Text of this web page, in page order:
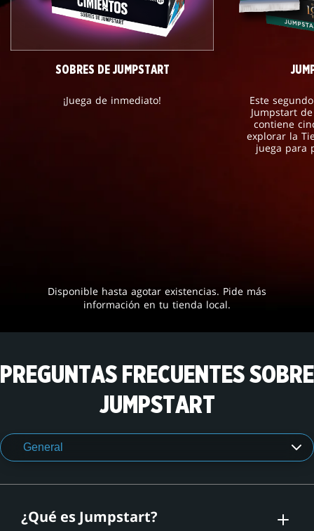
SOBRES DE JUMPSTART
¡Juega de inmediato!
Este
Jumpstart
contiene
explorar la
juega para
Disponible hasta agotar existencias. Pide más
información en tu tienda local.
PREGUNTAS FRECUENTES SOBRE
JUMPSTART
¿Qué es Jumpstart?